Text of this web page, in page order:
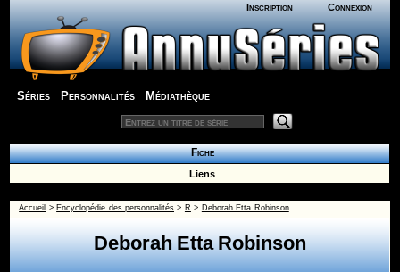
Inscription Connexion
Séries Personnalités Médiathèque
Fiche
Liens
Accueil > Encyclopédie des personnalités > R > Deborah Etta Robinson
Deborah Etta Robinson